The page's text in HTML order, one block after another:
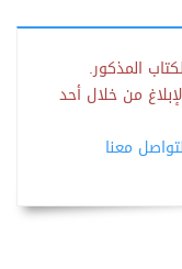
المذكور.
من خلال أحد
معنا